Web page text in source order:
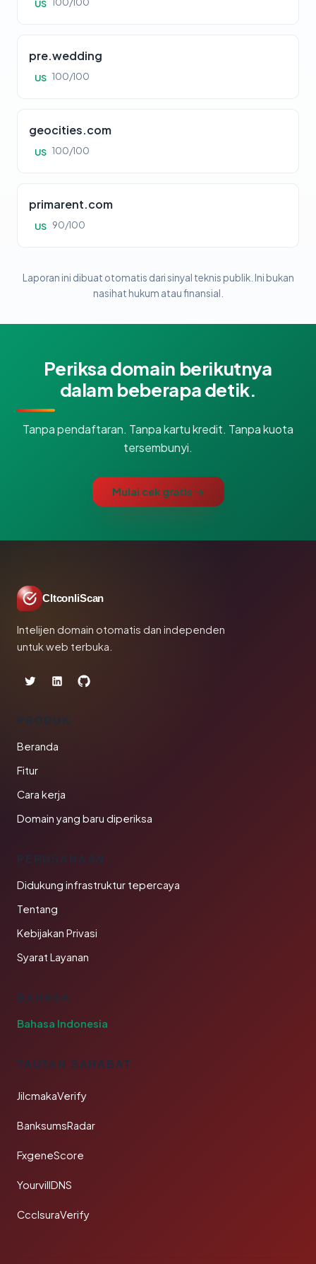
US 100/100
pre.wedding
US 100/100
geocities.com
US 100/100
primarent.com
US 90/100
Laporan ini dibuat otomatis dari sinyal teknis publik. Ini bukan
nasihat hukum atau finansial.
Periksa domain berikutnya
dalam beberapa detik.
Tanpa pendaftaran. Tanpa kartu kredit. Tanpa kuota
tersembunyi.
Mulai cek gratis →
CltconliScan
Intelijen domain otomatis dan independen
untuk web terbuka.
PRODUK
Beranda
Fitur
Cara kerja
Domain yang baru diperiksa
PERUSAHAAN
Didukung infrastruktur tepercaya
Tentang
Kebijakan Privasi
Syarat Layanan
BAHASA
Bahasa Indonesia
TAUTAN SAHABAT
JilcmakaVerify
BanksumsRadar
FxgeneScore
YourvillDNS
CcclsuraVerify